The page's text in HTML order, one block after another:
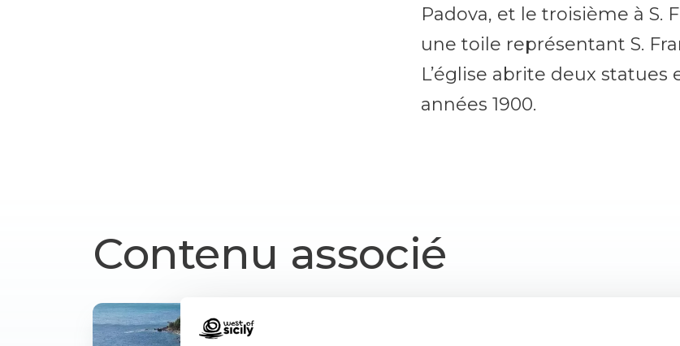
Padova, et le troisième à S.
une toile représentant S.
L’église abrite deux
années 1900.
Contenu associé